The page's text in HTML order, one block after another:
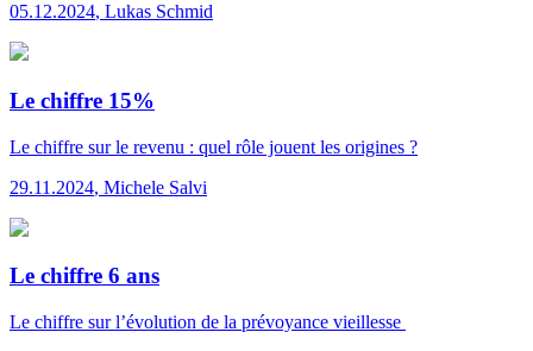
05.12.2024, Lukas Schmid
Le chiffre 15%
Le chiffre sur le revenu : quel rôle jouent les origines ?
29.11.2024, Michele Salvi
Le chiffre 6 ans
Le chiffre sur l’évolution de la prévoyance vieillesse